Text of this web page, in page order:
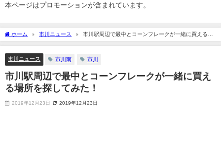
本ページはプロモーションが含まれています。
ホーム 市川ニュース
市川駅周辺で最中とコーンフレークが一緒に買える場
所を探してみた！
市川ニュース 市川南 市川
市川駅周辺で最中とコーンフレークが一緒に買え
る場所を探してみた！
2019年12月23日 2019年12月23日